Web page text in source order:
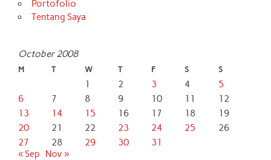
Portofolio
Tentang Saya
October 2008
M T W T F S S
1 2 3 4
5
6
7 8 9 10 11
12
13
14 15 16 17 18
19
20
21 22 23 24 25
26
27
28 29 30
31
« Sep
Nov »